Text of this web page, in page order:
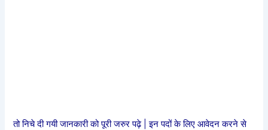
तो निचे दी गयी जानकारी को पूरी जरुर पढ़े | इन पदों के लिए आवेदन करने से